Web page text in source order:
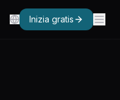
Inizia gratis